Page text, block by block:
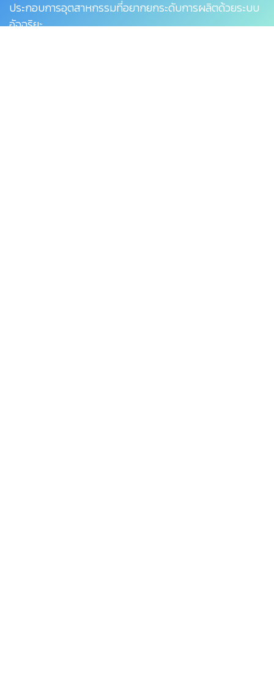
ประกอบการอุตสาหกรรมที่อยากยกระดับการผลิตด้วยระบบ
อัจฉริยะ